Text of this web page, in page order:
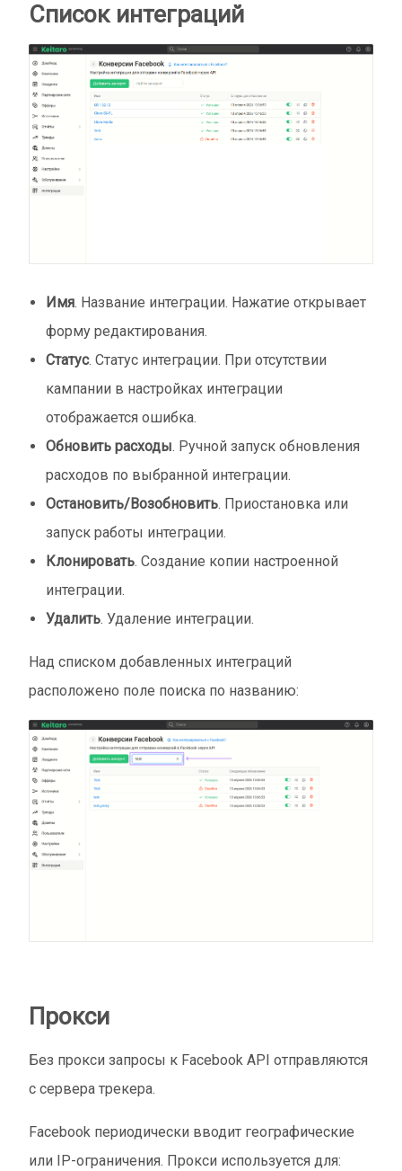
Список интеграций
Имя. Название интеграции. Нажатие открывает
форму редактирования.
Статус. Статус интеграции. При отсутствии
кампании в настройках интеграции
отображается ошибка.
Обновить расходы. Ручной запуск обновления
расходов по выбранной интеграции.
Остановить/Возобновить. Приостановка или
запуск работы интеграции.
Клонировать. Создание копии настроенной
интеграции.
Удалить. Удаление интеграции.
Над списком добавленных интеграций
расположено поле поиска по названию:
Прокси
Без прокси запросы к Facebook API отправляются
с сервера трекера.
Facebook периодически вводит географические
или IP-ограничения. Прокси используется для: